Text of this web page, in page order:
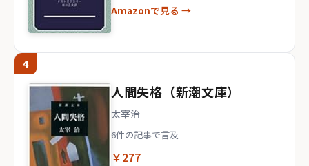
Amazonで見る →
4
人間失格（新潮文庫）
太宰治
6件の記事で言及
￥277